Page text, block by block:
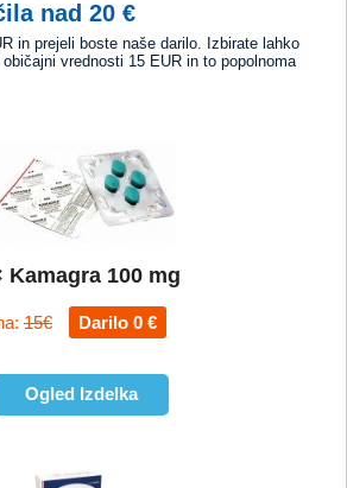
nad 20 €
in prejeli boste naše darilo. Izbirate lahko
vrednosti 15 EUR in to popolnoma
Kamagra 100 mg
15€ Darilo 0 €
Ogled Izdelka